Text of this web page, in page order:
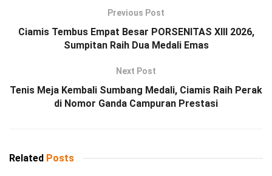
Previous Post
Ciamis Tembus Empat Besar PORSENITAS XIII 2026,
Sumpitan Raih Dua Medali Emas
Next Post
Tenis Meja Kembali Sumbang Medali, Ciamis Raih Perak
di Nomor Ganda Campuran Prestasi
Related Posts